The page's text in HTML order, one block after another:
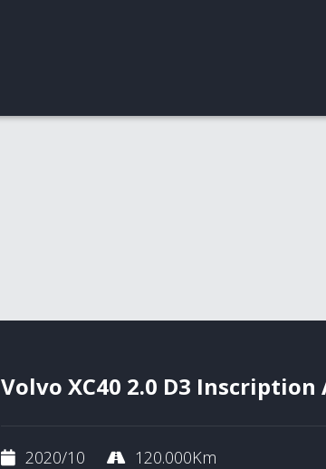
Volvo XC40 2.0 D3 Inscription
2020/10 120.000Km